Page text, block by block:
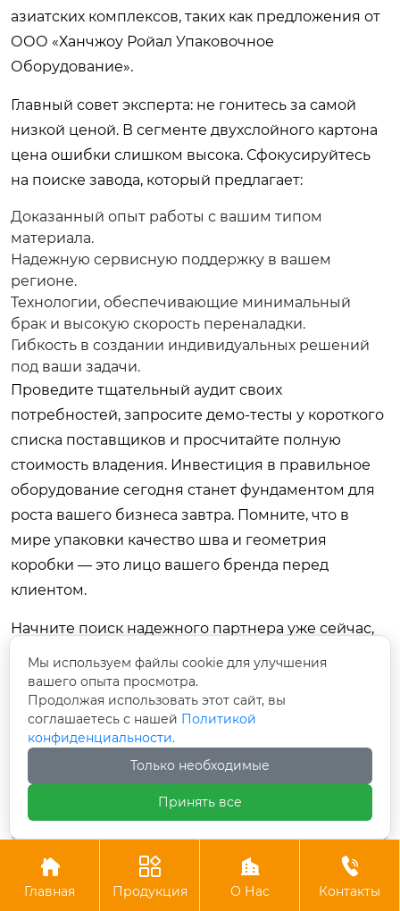
азиатских комплексов, таких как предложения от
ООО «Ханчжоу Ройал Упаковочное
Оборудование».
Главный совет эксперта: не гонитесь за самой
низкой ценой. В сегменте двухслойного картона
цена ошибки слишком высока. Сфокусируйтесь
на поиске завода, который предлагает:
Доказанный опыт работы с вашим типом
материала.
Надежную сервисную поддержку в вашем
регионе.
Технологии, обеспечивающие минимальный
брак и высокую скорость переналадки.
Гибкость в создании индивидуальных решений
под ваши задачи.
Проведите тщательный аудит своих
потребностей, запросите демо-тесты у короткого
списка поставщиков и просчитайте полную
стоимость владения. Инвестиция в правильное
оборудование сегодня станет фундаментом для
роста вашего бизнеса завтра. Помните, что в
мире упаковки качество шва и геометрия
коробки — это лицо вашего бренда перед
клиентом.
Начните поиск надежного партнера уже сейчас,
изучая предложения ведущих заводов и
анализируя их соответствие вашим
производственным задачам. Будущее упаковки
за теми, кто выбирает технологии,
обеспечивающие надежность и эффективность.
Предыдущий Следующий

Главная

Продукция

О Нас

Контакты
Мы используем файлы cookie для улучшения
вашего опыта просмотра.
Продолжая использовать этот сайт, вы
соглашаетесь с нашей Политикой
конфиденциальности.
Только необходимые
Принять все